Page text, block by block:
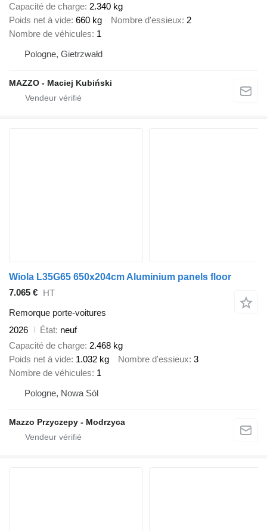
Capacité de charge 2.340 kg
Poids net à vide 660 kg Nombre d'essieux 2
Nombre de véhicules 1
Pologne, Gietrzwałd
MAZZO - Maciej Kubiński
Wiola L35G65 650x204cm Aluminium panels floor
7.065 € HT
Remorque porte-voitures
2026
État neuf
Capacité de charge 2.468 kg
Poids net à vide 1.032 kg Nombre d'essieux 3
Nombre de véhicules 1
Pologne, Nowa Sól
Mazzo Przyczepy - Modrzyca